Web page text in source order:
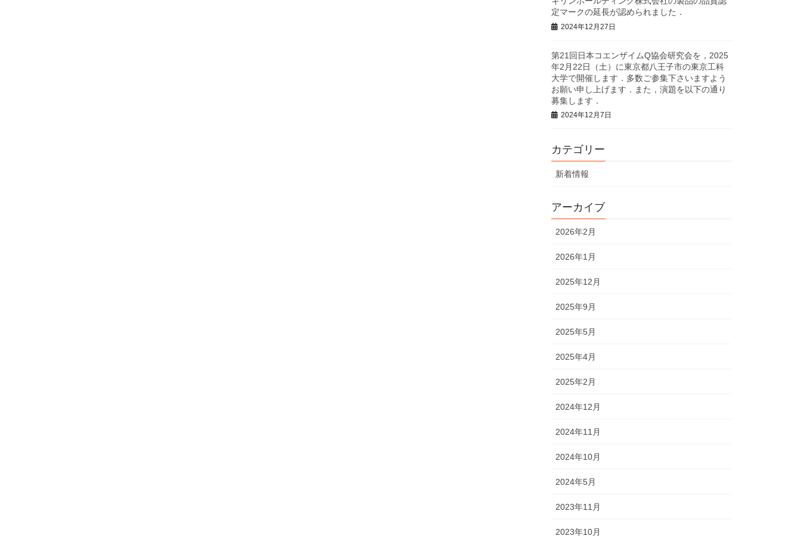
定マークの延長が認められました．
2024年12月27日
第21回日本コエンザイムQ協会研究会を，2025
年2月22日（土）に東京都八王子市の東京工科
大学で開催します．多数ご参集下さいますよう
お願い申し上げます．また，演題を以下の通り
募集します．
2024年12月7日
カテゴリー
新着情報
アーカイブ
2026年2月
2026年1月
2025年12月
2025年9月
2025年5月
2025年4月
2025年2月
2024年12月
2024年11月
2024年10月
2024年5月
2023年11月
2023年10月